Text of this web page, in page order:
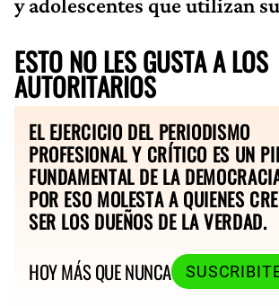
y adolescentes que utilizan
ESTO NO LES GUSTA A LOS
AUTORITARIOS
EL EJERCICIO DEL PERIODISMO
PROFESIONAL Y CRÍTICO ES UN
FUNDAMENTAL DE LA
POR ESO MOLESTA A QUIENES
SER LOS DUEÑOS DE LA VERDAD.
HOY MÁS QUE NUNCA